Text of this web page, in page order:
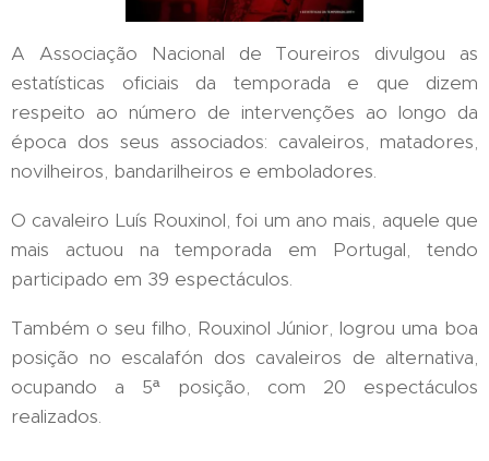
A Associação Nacional de Toureiros divulgou as
estatísticas oficiais da temporada e que dizem
respeito ao número de intervenções ao longo da
época dos seus associados: cavaleiros, matadores,
novilheiros, bandarilheiros e emboladores.
O cavaleiro Luís Rouxinol, foi um ano mais, aquele que
mais actuou na temporada em Portugal, tendo
participado em 39 espectáculos.
Também o seu filho, Rouxinol Júnior, logrou uma boa
posição no escalafón dos cavaleiros de alternativa,
ocupando a 5ª posição, com 20 espectáculos
realizados.